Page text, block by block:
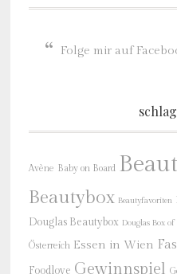
Folge mir auf
Avène Baby on Board
Beautybox Beautyfavoriten
Douglas Beautybox Douglas Box of
Österreich Essen in Wien
Foodlove Gewinnspiel